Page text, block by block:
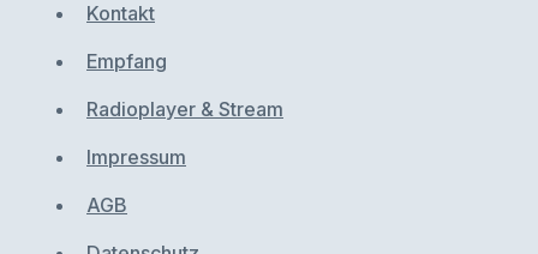
Kontakt
Empfang
Radioplayer & Stream
Impressum
AGB